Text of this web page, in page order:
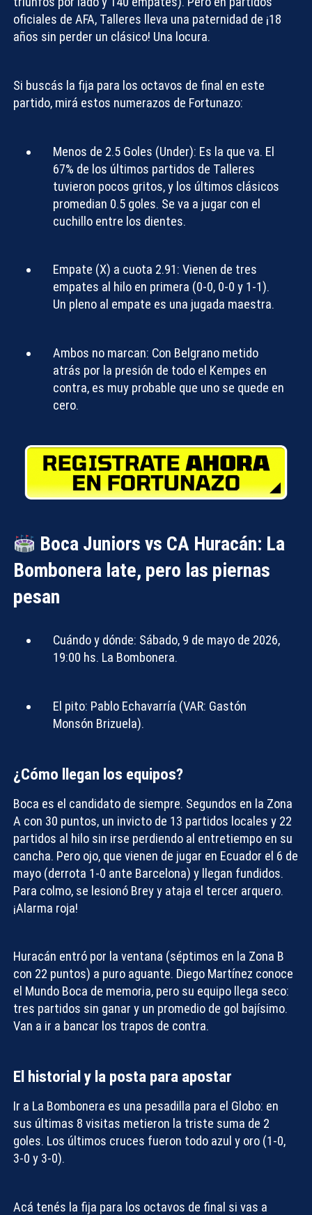
oficiales de AFA, Talleres lleva una paternidad de ¡18
años sin perder un clásico! Una locura.
Si buscás la fija para los octavos de final en este
partido, mirá estos numerazos de Fortunazo:
Menos de 2.5 Goles (Under): Es la que va. El
67% de los últimos partidos de Talleres
tuvieron pocos gritos, y los últimos clásicos
promedian 0.5 goles. Se va a jugar con el
cuchillo entre los dientes.
Empate (X) a cuota 2.91: Vienen de tres
empates al hilo en primera (0-0, 0-0 y 1-1).
Un pleno al empate es una jugada maestra.
Ambos no marcan: Con Belgrano metido
atrás por la presión de todo el Kempes en
contra, es muy probable que uno se quede en
cero.
Boca Juniors vs CA Huracán: La
Bombonera late, pero las piernas
pesan
Cuándo y dónde: Sábado, 9 de mayo de 2026,
19:00 hs. La Bombonera.
El pito: Pablo Echavarría (VAR: Gastón
Monsón Brizuela).
¿Cómo llegan los equipos?
Boca es el candidato de siempre. Segundos en la Zona
A con 30 puntos, un invicto de 13 partidos locales y 22
partidos al hilo sin irse perdiendo al entretiempo en su
cancha. Pero ojo, que vienen de jugar en Ecuador el 6 de
mayo (derrota 1-0 ante Barcelona) y llegan fundidos.
Para colmo, se lesionó Brey y ataja el tercer arquero.
¡Alarma roja!
Huracán entró por la ventana (séptimos en la Zona B
con 22 puntos) a puro aguante. Diego Martínez conoce
el Mundo Boca de memoria, pero su equipo llega seco:
tres partidos sin ganar y un promedio de gol bajísimo.
Van a ir a bancar los trapos de contra.
El historial y la posta para apostar
Ir a La Bombonera es una pesadilla para el Globo: en
sus últimas 8 visitas metieron la triste suma de 2
goles. Los últimos cruces fueron todo azul y oro (1-0,
3-0 y 3-0).
Acá tenés la fija para los octavos de final si vas a
Compartir con: